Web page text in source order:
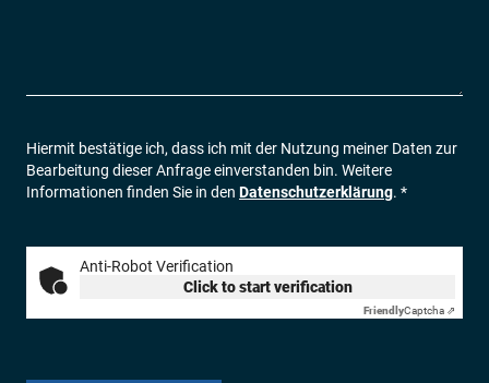
Hiermit bestätige ich, dass ich mit der Nutzung meiner Daten zur
Bearbeitung dieser Anfrage einverstanden bin. Weitere
Informationen finden Sie in den Datenschutzerklärung. *
Anti-Robot Verification
Click to start verification
FriendlyCaptcha ⇗